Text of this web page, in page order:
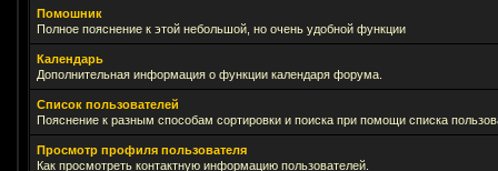
Помошник
Полное пояснение к этой небольшой, но очень удобной функции
Календарь
Дополнительная информация о функции календаря форума.
Список пользователей
Пояснение к разным способам сортировки и поиска при помощи списка
Просмотр профиля пользователя
Как просмотреть контактную информацию пользователей.